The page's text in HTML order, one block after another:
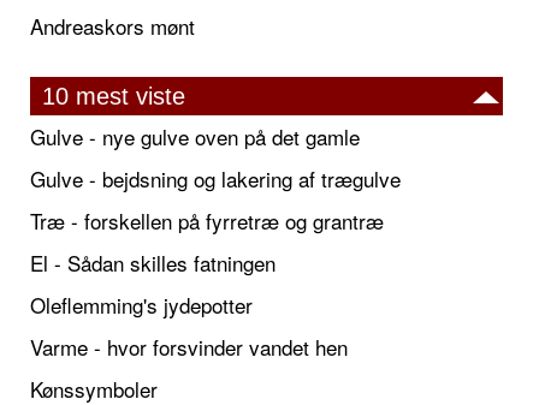
Andreaskors mønt
10 mest viste
Gulve - nye gulve oven på det gamle
Gulve - bejdsning og lakering af trægulve
Træ - forskellen på fyrretræ og grantræ
El - Sådan skilles fatningen
Oleflemming's jydepotter
Varme - hvor forsvinder vandet hen
Kønssymboler